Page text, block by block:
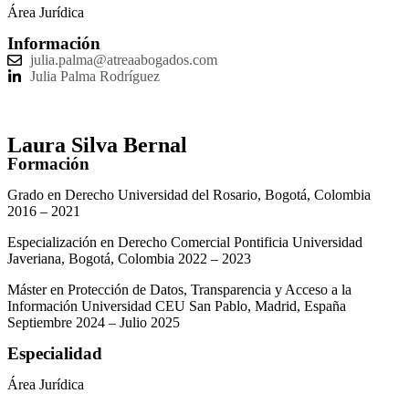
Área Jurídica
Información
julia.palma@atreaabogados.com
Julia Palma Rodríguez
Laura Silva Bernal
Formación
Grado en Derecho Universidad del Rosario, Bogotá, Colombia
2016 – 2021
Especialización en Derecho Comercial Pontificia Universidad
Javeriana, Bogotá, Colombia 2022 – 2023
Máster en Protección de Datos, Transparencia y Acceso a la
Información Universidad CEU San Pablo, Madrid, España
Septiembre 2024 – Julio 2025
Especialidad
Área Jurídica